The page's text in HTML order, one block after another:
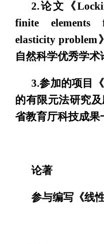
2.论文《
finite elements
elasticity problem
自然科学优秀学术
3.参加的项目
的有限元法研究
省教育厅科技成果
论著
参与编写《线